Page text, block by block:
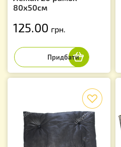
80х50см
125.00 грн.